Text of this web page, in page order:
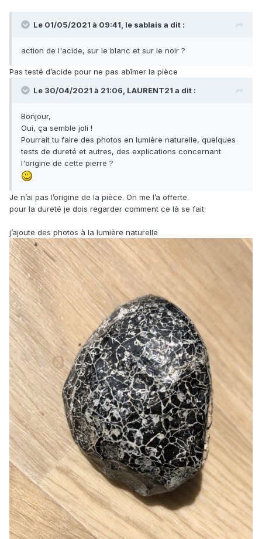
Le 01/05/2021 à 09:41, le sablais a dit :
action de l'acide, sur le blanc et sur le noir ?
Pas testé d’acide pour ne pas abîmer la pièce
Le 30/04/2021 à 21:06, LAURENT21 a dit :
Bonjour,
Oui, ça semble joli !
Pourrait tu faire des photos en lumière naturelle, quelques
tests de dureté et autres, des explications concernant
l'origine de cette pierre ?
Je n’ai pas l’origine de la pièce. On me l’a offerte.
pour la dureté je dois regarder comment ce là se fait
j’ajoute des photos à la lumière naturelle